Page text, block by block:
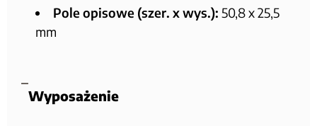
Pole opisowe (szer. x wys.): 50,8 x 25,5
mm
Wyposażenie